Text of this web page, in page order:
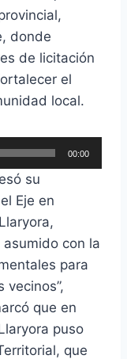
donde
de licitación
el
local.
00:00
su
Eje en
con la
para
vecinos”,
que en
puso
que